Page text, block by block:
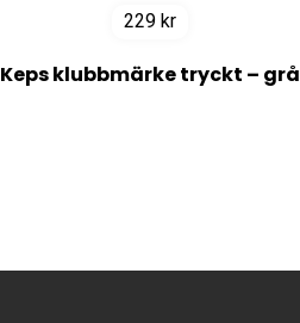
229 kr
Keps klubbmärke tryckt – grå